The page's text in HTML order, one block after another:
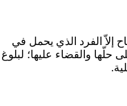
إلاّ الفرد الذي يحمل في
حلّها والقضاء عليها؛ لبلوغ